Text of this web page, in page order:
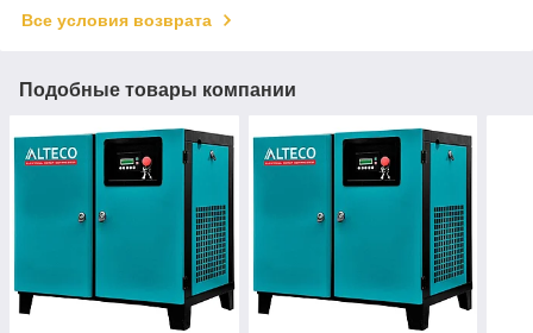
Все условия возврата
Подобные товары компании